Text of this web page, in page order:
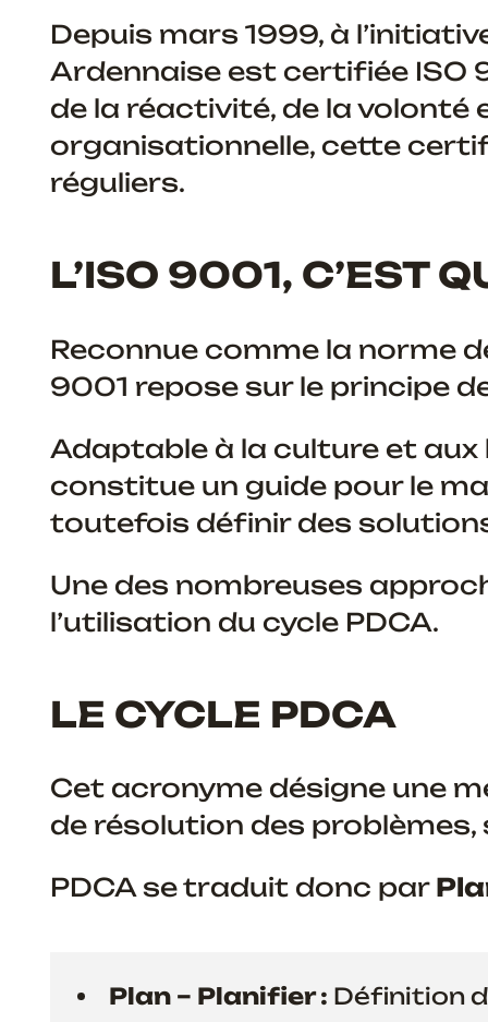
Depuis mars 1999, à
Ardennaise est certifiée ISO
de la réactivité, de la
organisationnelle, cette
réguliers.
L’ISO 9001, C’EST
Reconnue comme la norme
9001 repose sur le principe
Adaptable à la culture et
constitue un guide pour le
toutefois définir des
Une des nombreuses
l’utilisation du cycle PDCA.
LE CYCLE PDCA
Cet acronyme désigne une
de résolution des problèmes,
PDCA se traduit donc par
Plan – Planifier : Définition